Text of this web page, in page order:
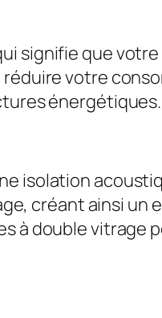
signifie que
votre
énergétiques.
isolation
créant ainsi un
à double vitrage